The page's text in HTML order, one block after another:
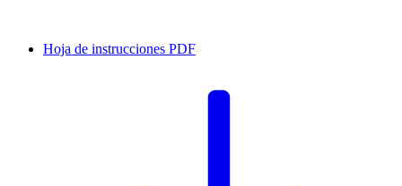
Hoja de instrucciones PDF